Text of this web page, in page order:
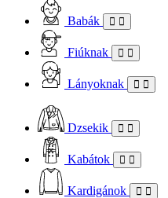
Babák
Fiúknak
Lányoknak
Dzsekik
Kabátok
Kardigánok